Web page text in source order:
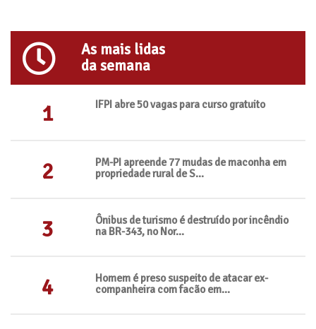
As mais lidas
da semana
1 IFPI abre 50 vagas para curso gratuito
2
PM-PI apreende 77 mudas de maconha em
propriedade rural de S...
3
Ônibus de turismo é destruído por incêndio
na BR-343, no Nor...
4
Homem é preso suspeito de atacar ex-
companheira com facão em...